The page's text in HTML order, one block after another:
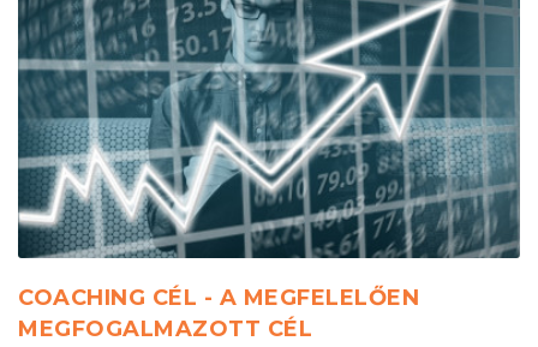
COACHING CÉL - A MEGFELELŐEN
MEGFOGALMAZOTT CÉL